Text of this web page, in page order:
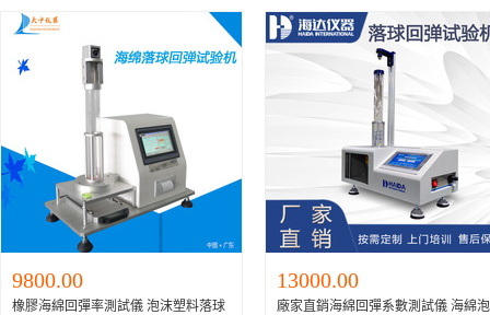
9800.00
橡膠海綿回彈率測試儀 泡沫塑料落球
13000.00
廠家直銷海綿回彈系數測試儀 海綿泡